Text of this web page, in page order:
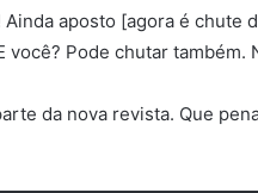
aposto [agora é chute
Pode chutar também.
da nova revista. Que